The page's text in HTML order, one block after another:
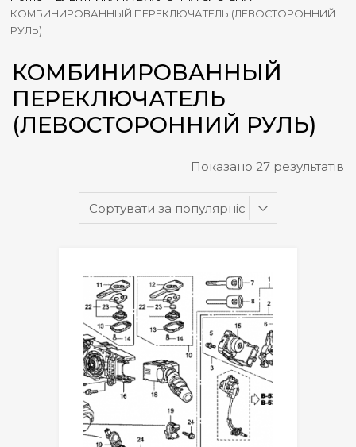
КОМБИНИРОВАННЫЙ ПЕРЕКЛЮЧАТЕЛЬ (ЛЕВОСТОРОННИЙ
РУЛЬ)
КОМБИНИРОВАННЫЙ
ПЕРЕКЛЮЧАТЕЛЬ
(ЛЕВОСТОРОННИЙ РУЛЬ)
Показано 27 результатів